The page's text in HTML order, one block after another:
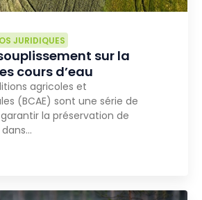
JURIDIQUES
sur la
cours d’eau
agricoles et
(BCAE) sont une série de
la préservation de